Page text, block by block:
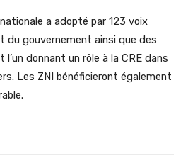
a adopté par 123 voix
du gouvernement ainsi que des
donnant un rôle à la CRE dans
Les ZNI bénéficieront également